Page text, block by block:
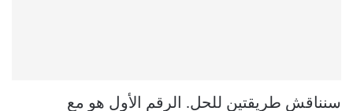
سنناقش طريقتين للحل. الرقم الأول هو مع